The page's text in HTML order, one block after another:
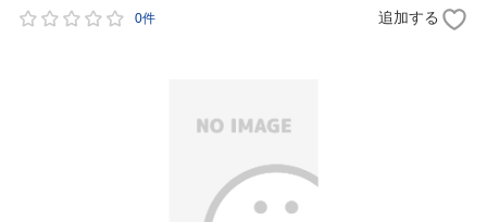
0件 追加する